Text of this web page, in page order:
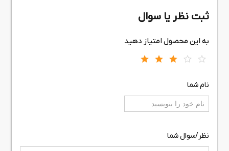
ثبت نظر یا سوال
به این محصول امتیاز دهید
نام شما
نظر/سوال شما